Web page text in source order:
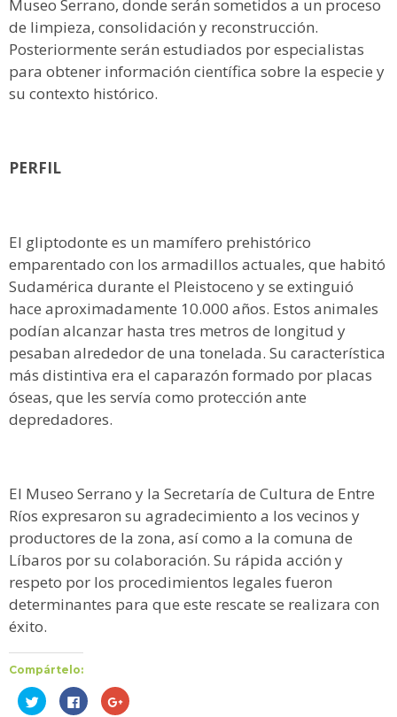
Museo Serrano, donde serán sometidos a un proceso
de limpieza, consolidación y reconstrucción.
Posteriormente serán estudiados por especialistas
para obtener información científica sobre la especie y
su contexto histórico.
PERFIL
El gliptodonte es un mamífero prehistórico
emparentado con los armadillos actuales, que habitó
Sudamérica durante el Pleistoceno y se extinguió
hace aproximadamente 10.000 años. Estos animales
podían alcanzar hasta tres metros de longitud y
pesaban alrededor de una tonelada. Su característica
más distintiva era el caparazón formado por placas
óseas, que les servía como protección ante
depredadores.
El Museo Serrano y la Secretaría de Cultura de Entre
Ríos expresaron su agradecimiento a los vecinos y
productores de la zona, así como a la comuna de
Líbaros por su colaboración. Su rápida acción y
respeto por los procedimientos legales fueron
determinantes para que este rescate se realizara con
éxito.
Compártelo:
Haz
clic
Haz
clic
Haz
clic